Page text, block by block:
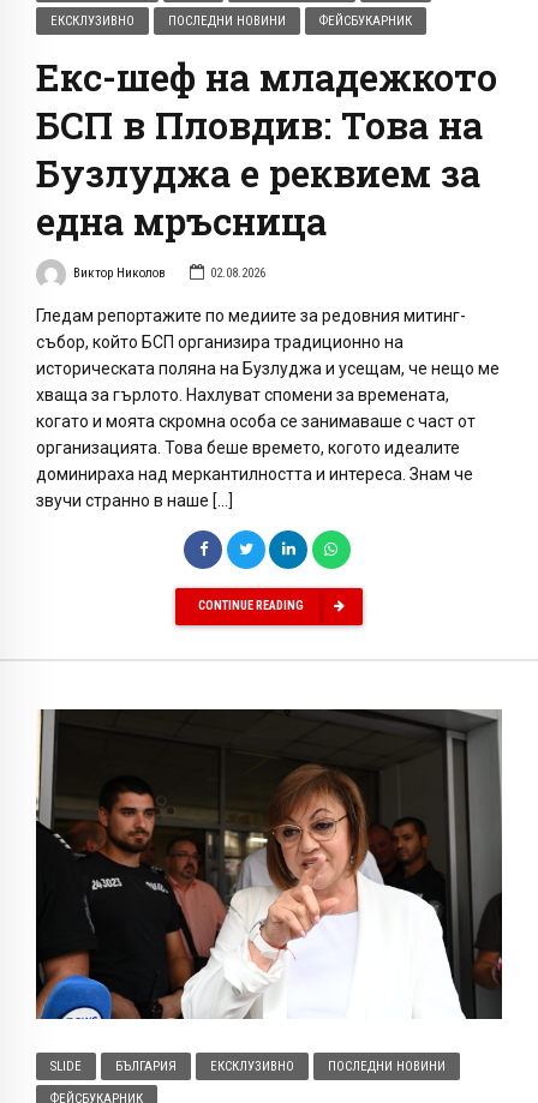
ЕКСКЛУЗИВНО ПОСЛЕДНИ НОВИНИ ФЕЙСБУКАРНИК
Екс-шеф на младежкото
БСП в Пловдив: Това на
Бузлуджа е реквием за
една мръсница
Виктор Николов 02.08.2026
Гледам репортажите по медиите за редовния митинг-
събор, който БСП организира традиционно на
историческата поляна на Бузлуджа и усещам, че нещо ме
хваща за гърлото. Нахлуват спомени за времената,
когато и моята скромна особа се занимаваше с част от
организацията. Това беше времето, когото идеалите
доминираха над меркантилността и интереса. Знам че
звучи странно в наше […]
CONTINUE READING
SLIDE БЪЛГАРИЯ ЕКСКЛУЗИВНО ПОСЛЕДНИ НОВИНИ
ФЕЙСБУКАРНИК